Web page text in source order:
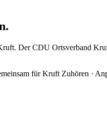
Der CDU Ortsverband
für Kruft Zuhören ·